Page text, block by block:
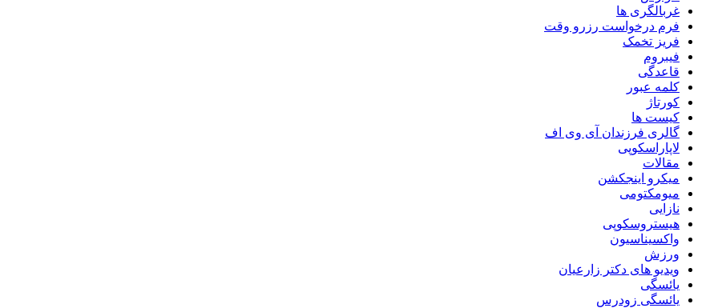
غربالگری ها
فرم درخواست رزرو وقت
فریز تخمک
فیبروم
قاعدگی
کلمه عبور
کورتاژ
کیست ها
گالری فرزندان آی وی اف
لاپاراسکوپی
مقالات
میکرو اینجکشن
میومکتومی
نازایی
هیستروسکوپی
واکسیناسیون
ورزش
ویدیو های دکتر زارعیان
یائسگی
یائسگی زودرس